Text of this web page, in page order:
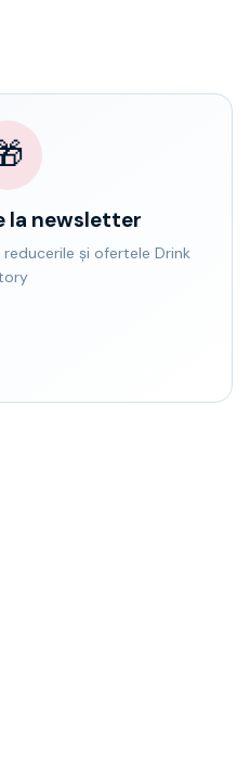
la newsletter
și ofertele Drink